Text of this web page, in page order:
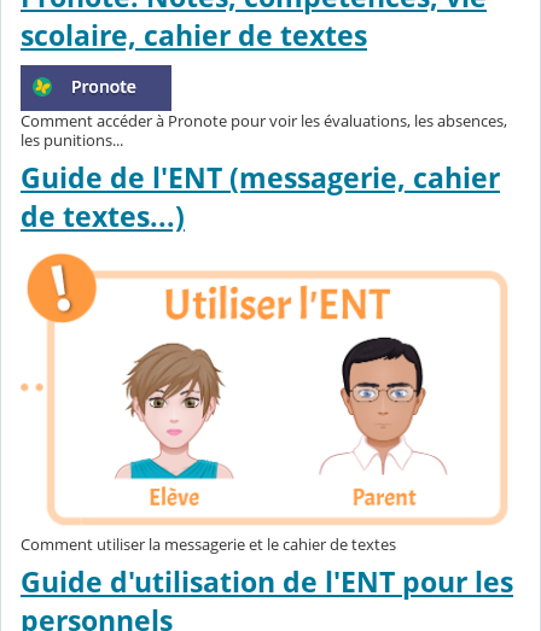
scolaire, cahier de textes
Comment accéder à Pronote pour voir les évaluations, les absences,
les punitions...
Guide de l'ENT (messagerie, cahier
de textes...)
Comment utiliser la messagerie et le cahier de textes
Guide d'utilisation de l'ENT pour les
personnels